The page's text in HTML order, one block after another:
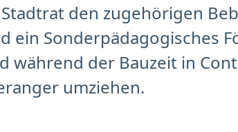
den zugehörigen
ein Sonderpädagogisches
während der Bauzeit in
umziehen.